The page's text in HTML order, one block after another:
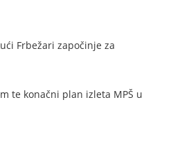
Frbežari započinje za
te konačni plan izleta MPŠ u